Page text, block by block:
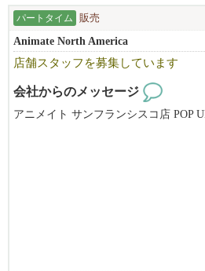
２０１６年に米国に進出、サンフラ
「ひのでや」の営業開始。その後、現
のサンフランシスコで直営４店舗、
舗を運営し、ロサンゼルスで初の直営
気ラーメン店。まだまだ成長途中の企
制（北米・中南米・アジア・オセアニ
年までに達成）に向けて鋭意躍進を続
パートタイム 販売
Animate North America
店舗スタッフを募集しています
会社からのメッセージ
アニメイト サンフランシスコ店 POP